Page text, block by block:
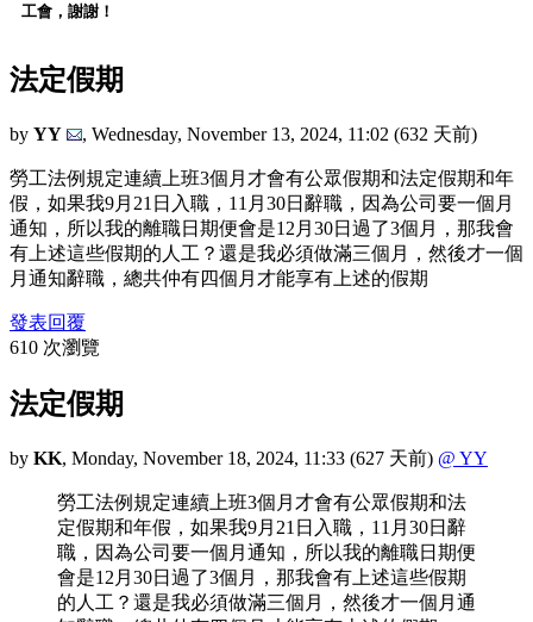
工會，謝謝！
法定假期
by YY , Wednesday, November 13, 2024, 11:02 (632 天前)
勞工法例規定連續上班3個月才會有公眾假期和法定假期和年
假，如果我9月21日入職，11月30日辭職，因為公司要一個月
通知，所以我的離職日期便會是12月30日過了3個月，那我會
有上述這些假期的人工？還是我必須做滿三個月，然後才一個
月通知辭職，總共仲有四個月才能享有上述的假期
發表回覆
610 次瀏覽
法定假期
by KK, Monday, November 18, 2024, 11:33 (627 天前) @ YY
勞工法例規定連續上班3個月才會有公眾假期和法
定假期和年假，如果我9月21日入職，11月30日辭
職，因為公司要一個月通知，所以我的離職日期便
會是12月30日過了3個月，那我會有上述這些假期
的人工？還是我必須做滿三個月，然後才一個月通